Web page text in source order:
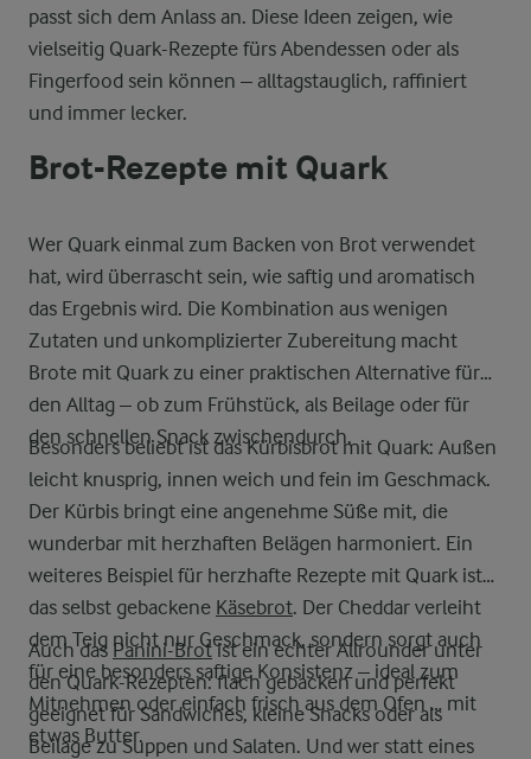
passt sich dem Anlass an. Diese Ideen zeigen, wie
vielseitig Quark-Rezepte fürs Abendessen oder als
Fingerfood sein können – alltagstauglich, raffiniert
und immer lecker.
Brot-Rezepte mit Quark
Wer Quark einmal zum Backen von Brot verwendet
hat, wird überrascht sein, wie saftig und aromatisch
das Ergebnis wird. Die Kombination aus wenigen
Zutaten und unkomplizierter Zubereitung macht
Brote mit Quark zu einer praktischen Alternative für
den Alltag – ob zum Frühstück, als Beilage oder für
den schnellen Snack zwischendurch.
Besonders beliebt ist das Kürbisbrot mit Quark: Außen
leicht knusprig, innen weich und fein im Geschmack.
Der Kürbis bringt eine angenehme Süße mit, die
wunderbar mit herzhaften Belägen harmoniert. Ein
weiteres Beispiel für herzhafte Rezepte mit Quark ist
das selbst gebackene Käsebrot. Der Cheddar verleiht
dem Teig nicht nur Geschmack, sondern sorgt auch
für eine besonders saftige Konsistenz – ideal zum
Mitnehmen oder einfach frisch aus dem Ofen … mit
etwas Butter.
Auch das Panini-Brotist ein echter Allrounder unter
den Quark-Rezepten: flach gebacken und perfekt
geeignet für Sandwiches, kleine Snacks oder als
Beilage zu Suppen und Salaten. Und wer statt eines